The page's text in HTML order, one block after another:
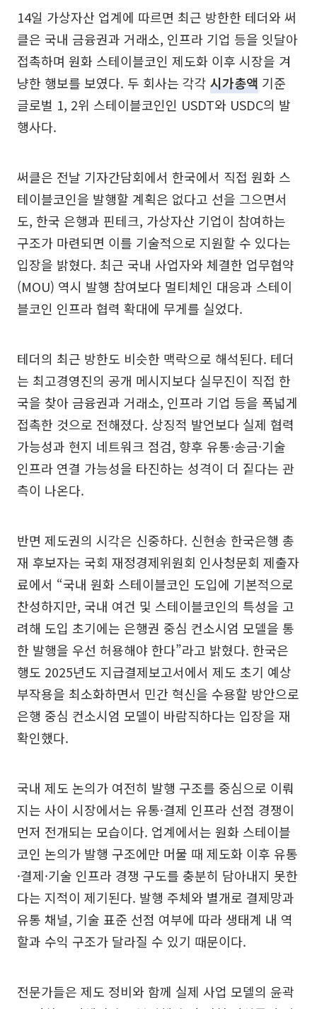
14일 가상자산 업계에 따르면 최근 방한한 테더와 써
클은 국내 금융권과 거래소, 인프라 기업 등을 잇달아
접촉하며 원화 스테이블코인 제도화 이후 시장을 겨
냥한 행보를 보였다. 두 회사는 각각 시가총액 기준
글로벌 1, 2위 스테이블코인인 USDT와 USDC의 발
행사다.
써클은 전날 기자간담회에서 한국에서 직접 원화 스
테이블코인을 발행할 계획은 없다고 선을 그으면서
도, 한국 은행과 핀테크, 가상자산 기업이 참여하는
구조가 마련되면 이를 기술적으로 지원할 수 있다는
입장을 밝혔다. 최근 국내 사업자와 체결한 업무협약
(MOU) 역시 발행 참여보다 멀티체인 대응과 스테이
블코인 인프라 협력 확대에 무게를 실었다.
테더의 최근 방한도 비슷한 맥락으로 해석된다. 테더
는 최고경영진의 공개 메시지보다 실무진이 직접 한
국을 찾아 금융권과 거래소, 인프라 기업 등을 폭넓게
접촉한 것으로 전해졌다. 상징적 발언보다 실제 협력
가능성과 현지 네트워크 점검, 향후 유통·송금·기술
인프라 연결 가능성을 타진하는 성격이 더 짙다는 관
측이 나온다.
반면 제도권의 시각은 신중하다. 신현송 한국은행 총
재 후보자는 국회 재정경제위원회 인사청문회 제출자
료에서 “국내 원화 스테이블코인 도입에 기본적으로
찬성하지만, 국내 여건 및 스테이블코인의 특성을 고
려해 도입 초기에는 은행권 중심 컨소시엄 모델을 통
한 발행을 우선 허용해야 한다”라고 밝혔다. 한국은
행도 2025년도 지급결제보고서에서 제도 초기 예상
부작용을 최소화하면서 민간 혁신을 수용할 방안으로
은행 중심 컨소시엄 모델이 바람직하다는 입장을 재
확인했다.
국내 제도 논의가 여전히 발행 구조를 중심으로 이뤄
지는 사이 시장에서는 유통·결제 인프라 선점 경쟁이
먼저 전개되는 모습이다. 업계에서는 원화 스테이블
코인 논의가 발행 구조에만 머물 때 제도화 이후 유통
·결제·기술 인프라 경쟁 구도를 충분히 담아내지 못한
다는 지적이 제기된다. 발행 주체와 별개로 결제망과
유통 채널, 기술 표준 선점 여부에 따라 생태계 내 역
할과 수익 구조가 달라질 수 있기 때문이다.
전문가들은 제도 정비와 함께 실제 사업 모델의 윤곽